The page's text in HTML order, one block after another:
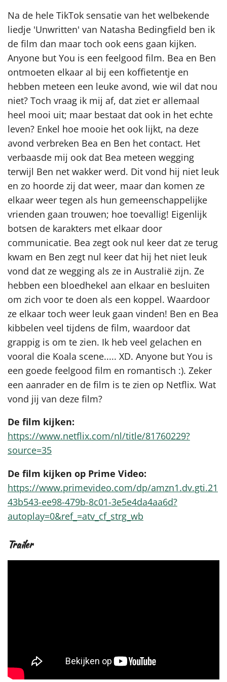
Na de hele TikTok sensatie van het welbekende
liedje 'Unwritten' van Natasha Bedingfield ben ik
de film dan maar toch ook eens gaan kijken.
Anyone but You is een feelgood film. Bea en Ben
ontmoeten elkaar al bij een koffietentje en
hebben meteen een leuke avond, wie wil dat nou
niet? Toch vraag ik mij af, dat ziet er allemaal
heel mooi uit; maar bestaat dat ook in het echte
leven? Enkel hoe mooie het ook lijkt, na deze
avond verbreken Bea en Ben het contact. Het
verbaasde mij ook dat Bea meteen wegging
terwijl Ben net wakker werd. Dit vond hij niet leuk
en zo hoorde zij dat weer, maar dan komen ze
elkaar weer tegen als hun gemeenschappelijke
vrienden gaan trouwen; hoe toevallig! Eigenlijk
botsen de karakters met elkaar door
communicatie. Bea zegt ook nul keer dat ze terug
kwam en Ben zegt nul keer dat hij het niet leuk
vond dat ze wegging als ze in Australië zijn. Ze
hebben een bloedhekel aan elkaar en besluiten
om zich voor te doen als een koppel. Waardoor
ze elkaar toch weer leuk gaan vinden! Ben en Bea
kibbelen veel tijdens de film, waardoor dat
grappig is om te zien. Ik heb veel gelachen en
vooral die Koala scene..... XD. Anyone but You is
een goede feelgood film en romantisch :). Zeker
een aanrader en de film is te zien op Netflix. Wat
vond jij van deze film?
De film kijken:
https://www.netflix.com/nl/title/81760229?
source=35
De film kijken op Prime Video:
https://www.primevideo.com/dp/amzn1.dv.gti.21
43b543-ee98-479b-8c01-3e5e4da4aa6d?
autoplay=0&ref_=atv_cf_strg_wb
Trailer